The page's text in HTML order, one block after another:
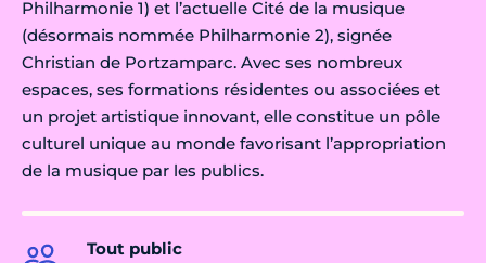
Philharmonie 1) et l’actuelle Cité de la musique
(désormais nommée Philharmonie 2), signée
Christian de Portzamparc. Avec ses nombreux
espaces, ses formations résidentes ou associées et
un projet artistique innovant, elle constitue un pôle
culturel unique au monde favorisant l’appropriation
de la musique par les publics.
Tout public